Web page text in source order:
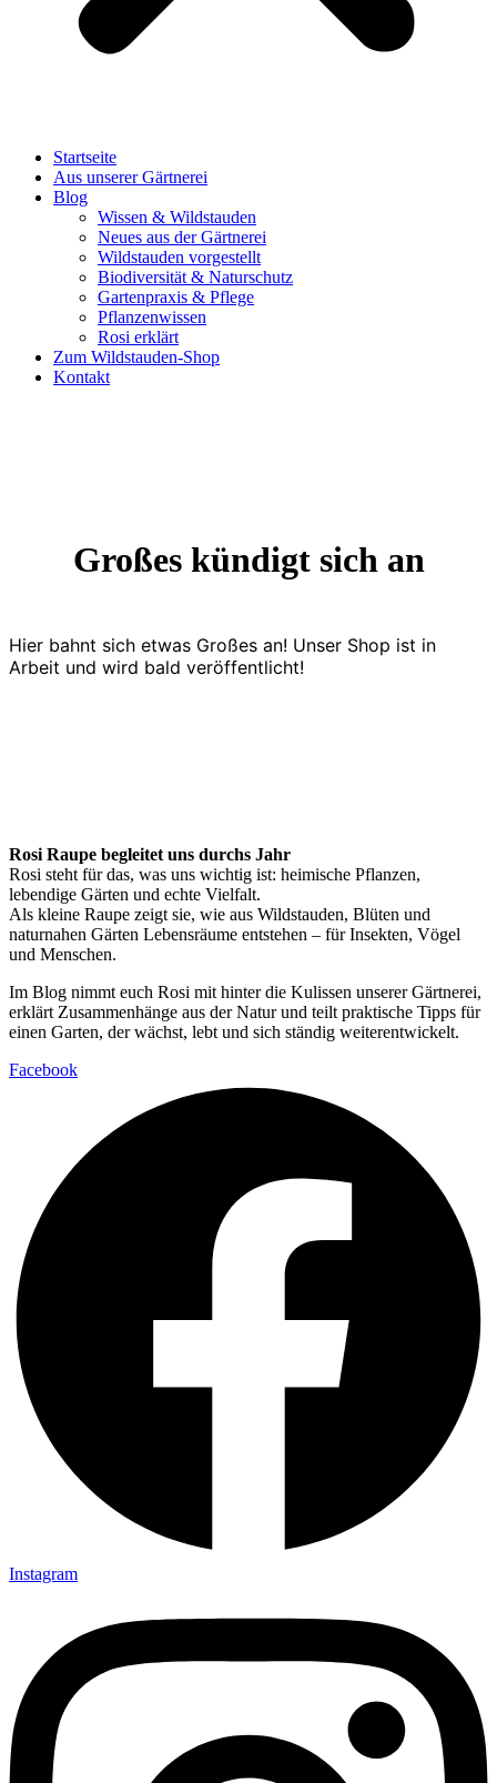
Startseite
Aus unserer Gärtnerei
Blog
Wissen & Wildstauden
Neues aus der Gärtnerei
Wildstauden vorgestellt
Biodiversität & Naturschutz
Gartenpraxis & Pflege
Pflanzenwissen
Rosi erklärt
Zum Wildstauden-Shop
Kontakt
Großes kündigt sich an
Hier bahnt sich etwas Großes an! Unser Shop ist in
Arbeit und wird bald veröffentlicht!
Rosi Raupe begleitet uns durchs Jahr
Rosi steht für das, was uns wichtig ist: heimische Pflanzen,
lebendige Gärten und echte Vielfalt.
Als kleine Raupe zeigt sie, wie aus Wildstauden, Blüten und
naturnahen Gärten Lebensräume entstehen – für Insekten, Vögel
und Menschen.
Im Blog nimmt euch Rosi mit hinter die Kulissen unserer Gärtnerei,
erklärt Zusammenhänge aus der Natur und teilt praktische Tipps für
einen Garten, der wächst, lebt und sich ständig weiterentwickelt.
Facebook
Instagram